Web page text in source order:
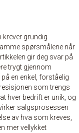
krever grundig
spørsmålene når
gir deg svar på
trygt gjennom
en enkel, forståelig
som trengs
hver bedrift er unik, og
salgsprosessen
av hva som kreves,
mer vellykket